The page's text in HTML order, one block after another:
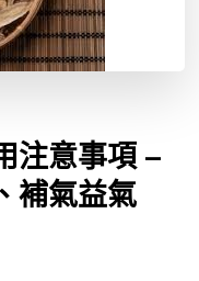
注意事項 –
補氣益氣